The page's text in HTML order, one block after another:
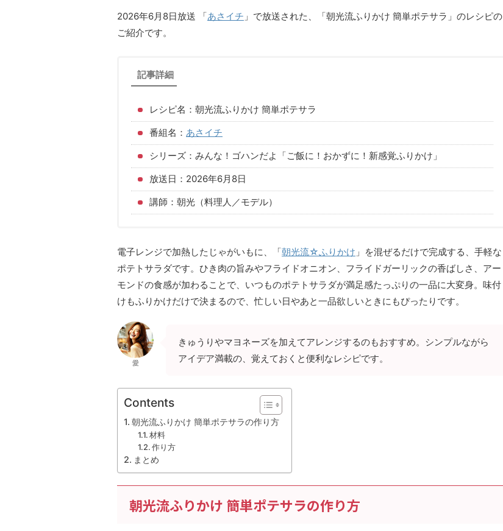
2026年6月8日放送 「あさイチ 」で放送された、「朝光流ふりかけ 簡単ポテサラ」のレシピの
ご紹介です。
記事詳細
レシピ名：朝光流ふりかけ 簡単ポテサラ
番組名： あさイチ
シリーズ：みんな！ゴハンだよ「ご飯に！おかずに！新感覚ふりかけ」
放送日：2026年6月8日
講師：朝光（料理人／モデル）
電子レンジで加熱したじゃがいもに、「朝光流☆ふりかけ 」を混ぜるだけで完成する、手軽な
ポテトサラダです。ひき肉の旨みやフライドオニオン、フライドガーリックの香ばしさ、アー
モンドの食感が加わることで、いつものポテトサラダが満足感たっぷりの一品に大変身。味付
けもふりかけだけで決まるので、忙しい日やあと一品欲しいときにもぴったりです。
愛
きゅうりやマヨネーズを加えてアレンジするのもおすすめ。シンプルながら
アイデア満載の、覚えておくと便利なレシピです。
Contents
朝光流ふりかけ 簡単ポテサラの作り方
材料
作り方
まとめ
朝光流ふりかけ 簡単ポテサラの作り方